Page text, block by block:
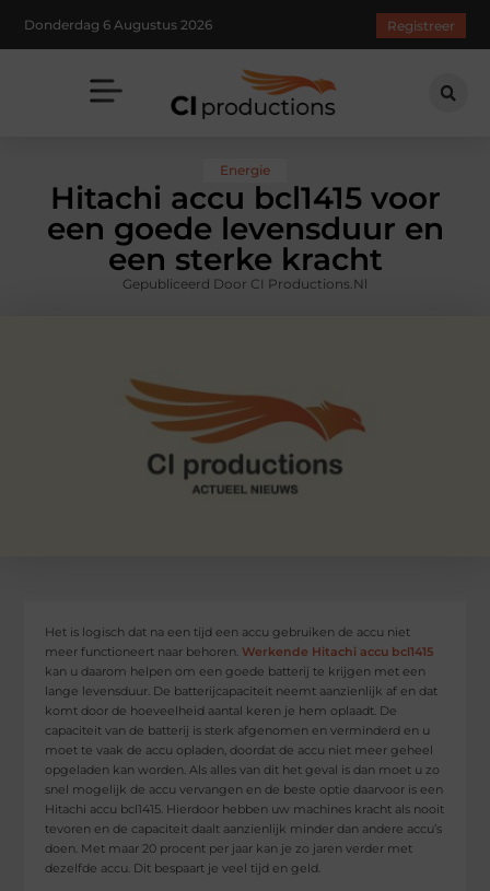
Donderdag 6 Augustus 2026 Registreer
Energie
Hitachi accu bcl1415 voor
een goede levensduur en
een sterke kracht
Gepubliceerd Door CI Productions.nl
Het is logisch dat na een tijd een accu gebruiken de accu niet
meer functioneert naar behoren.Werkende Hitachi accu bcl1415
kan u daarom helpen om een goede batterij te krijgen met een
lange levensduur. De batterijcapaciteit neemt aanzienlijk af en dat
komt door de hoeveelheid aantal keren je hem oplaadt. De
capaciteit van de batterij is sterk afgenomen en verminderd en u
moet te vaak de accu opladen, doordat de accu niet meer geheel
opgeladen kan worden. Als alles van dit het geval is dan moet u zo
snel mogelijk de accu vervangen en de beste optie daarvoor is een
Hitachi accu bcl1415. Hierdoor hebben uw machines kracht als nooit
tevoren en de capaciteit daalt aanzienlijk minder dan andere accu’s
doen. Met maar 20 procent per jaar kan je zo jaren verder met
dezelfde accu. Dit bespaart je veel tijd en geld.